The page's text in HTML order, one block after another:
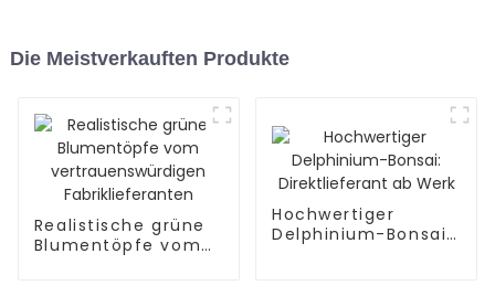
Die Meistverkauften Produkte
Realistische grüne
Blumentöpfe vom
Hochwertiger
Delphinium-Bonsai: